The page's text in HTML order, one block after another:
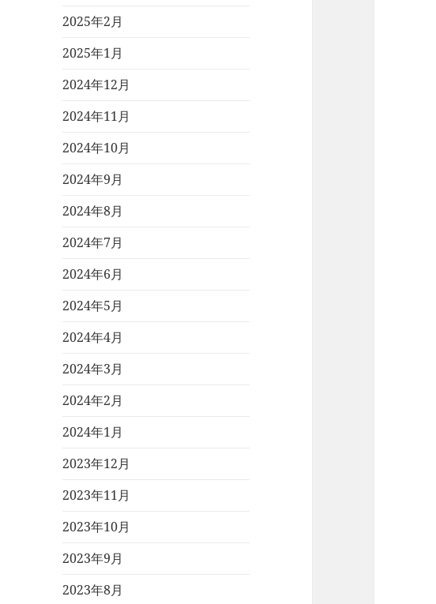
2025年2月
2025年1月
2024年12月
2024年11月
2024年10月
2024年9月
2024年8月
2024年7月
2024年6月
2024年5月
2024年4月
2024年3月
2024年2月
2024年1月
2023年12月
2023年11月
2023年10月
2023年9月
2023年8月